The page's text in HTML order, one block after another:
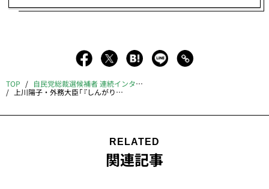
TOP 自民党総裁選候補者 連続インタビュー
上川陽子・外務大臣「『しんがり』覚悟で女性初の総理に」
RELATED
関連記事